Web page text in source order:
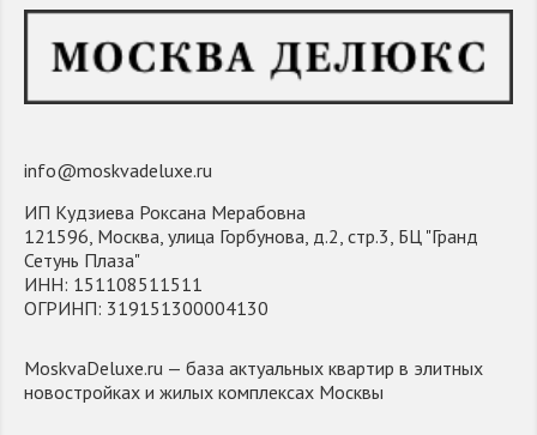
info@moskvadeluxe.ru
ИП Кудзиева Роксана Мерабовна
121596, Москва, улица Горбунова, д.2, стр.3, БЦ "Гранд
Сетунь Плаза"
ИНН: 151108511511
ОГРИНП: 319151300004130
MoskvaDeluxe.ru — база актуальных квартир в элитных
новостройках и жилых комплексах Москвы